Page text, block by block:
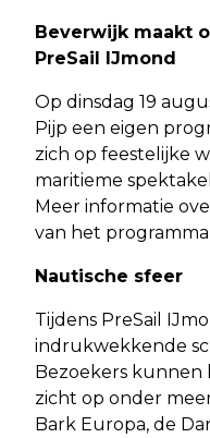
Beverwijk maakt
PreSail IJmond
Op dinsdag 19
Pijp een eigen
zich op feestelijke
maritieme
Meer informatie
van het
Nautische sfeer
Tijdens PreSail
indrukwekkende
Bezoekers kunnen
zicht op onder
Bark Europa, de